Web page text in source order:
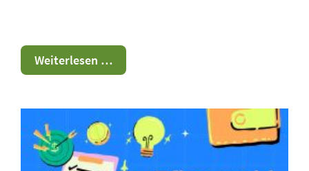
Weiterlesen …Warum
Beratung